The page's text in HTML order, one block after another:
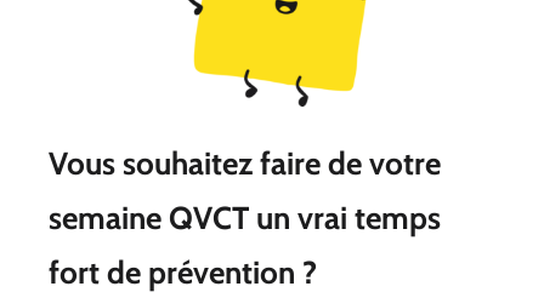
Vous souhaitez faire de votre
semaine QVCT un vrai temps
fort de prévention ?